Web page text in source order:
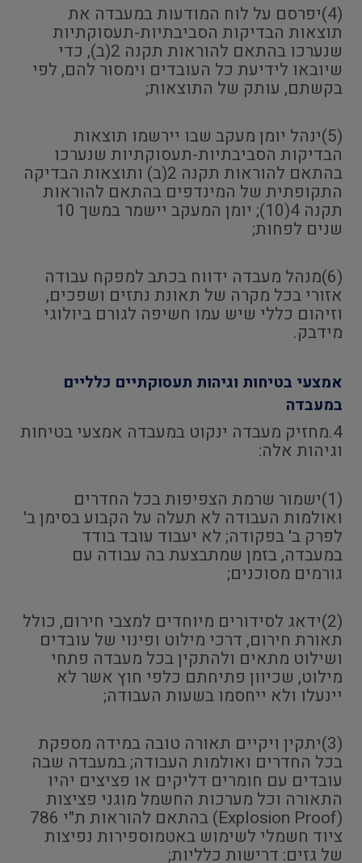
(4)יפרסם על לוח המודעות במעבדה את
תוצאות הבדיקות הסביבתיות-תעסוקתיות
שנערכו בהתאם להוראות תקנה 2(ב), כדי
שיובאו לידיעת כל העובדים וימסור להם, לפי
בקשתם, עותק של התוצאות;
(5)ינהל יומן מעקב שבו יירשמו תוצאות
הבדיקות הסביבתיות-תעסוקתיות שנערכו
בהתאם להוראות תקנה 2(ב) ותוצאות הבדיקה
התקופתית של המינדפים בהתאם להוראות
תקנה 4(10); יומן המעקב יישמר במשך 10
שנים לפחות;
(6)מנהל מעבדה ידווח בכתב למפקח עבודה
אזורי בכל מקרה של תאונת נתזים ושפכים,
וזיהום כללי שיש עמו חשיפה לגורם ביולוגי
מידבק.
אמצעי בטיחות וגיהות תעסוקתיים כלליים
במעבדה
4.מחזיק מעבדה ינקוט במעבדה אמצעי בטיחות
וגיהות אלה:
(1)ישמור שרמת הצפיפות בכל החדרים
ואולמות העבודה לא תעלה על הקבוע בסימן ב'
לפרק ב' בפקודה; לא יעבוד עובד בודד
במעבדה, בזמן שמתבצעת בה עבודה עם
גורמים מסוכנים;
(2)ידאג לסידורים מיוחדים למצבי חירום, כולל
תאורת חירום, דרכי מילוט ופינוי של עובדים
ושילוט מתאים ולהתקין בכל מעבדה פתחי
מילוט, שכיוון פתיחתם כלפי חוץ אשר לא
יינעלו ולא ייחסמו בשעות העבודה;
(3)יתקין ויקיים תאורה טובה במידה מספקת
בכל החדרים ואולמות העבודה; במעבדה שבה
עובדים עם חומרים דליקים או פציצים יהיו
התאורה וכל מערכות החשמל מוגני פציצות
(Explosion Proof) בהתאם להוראות ת"י 786
ציוד חשמלי לשימוש באטמוספירות נפיצות
של גזים: דרישות כלליות;